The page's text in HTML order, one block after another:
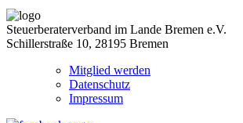
Steuerberaterverband im Lande Bremen e.V.
Schillerstraße 10, 28195 Bremen
Mitglied werden
Datenschutz
Impressum